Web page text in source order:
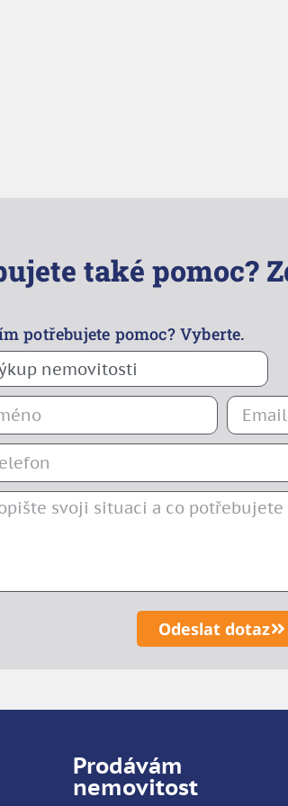
také pomoc?
potřebujete pomoc? Vyberte.
Odeslat dotaz
Prodávám
nemovitost